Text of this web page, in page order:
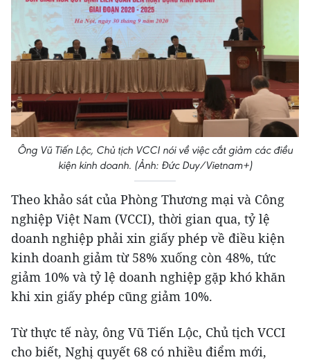
Ông Vũ Tiến Lộc, Chủ tịch VCCI nói về việc cắt giảm các điều
kiện kinh doanh. (Ảnh: Đức Duy/Vietnam+)
Theo khảo sát của Phòng Thương mại và Công
nghiệp Việt Nam (VCCI), thời gian qua, tỷ lệ
doanh nghiệp phải xin giấy phép về điều kiện
kinh doanh giảm từ 58% xuống còn 48%, tức
giảm 10% và tỷ lệ doanh nghiệp gặp khó khăn
khi xin giấy phép cũng giảm 10%.
Từ thực tế này, ông Vũ Tiến Lộc, Chủ tịch VCCI
cho biết, Nghị quyết 68 có nhiều điểm mới,